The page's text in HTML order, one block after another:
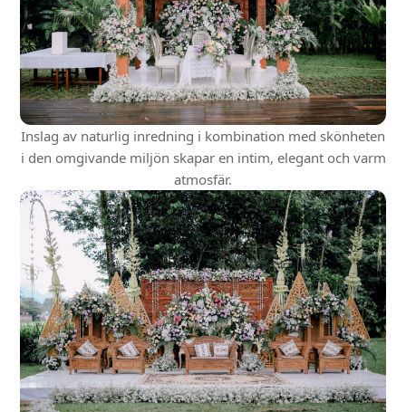
Inslag av naturlig inredning i kombination med skönheten
i den omgivande miljön skapar en intim, elegant och varm
atmosfär.